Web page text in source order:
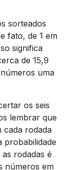
sorteados
fato, de 1 em
significa
de 15,9
uma
os seis
lembrar que
cada rodada
probabilidade
rodadas é
números em